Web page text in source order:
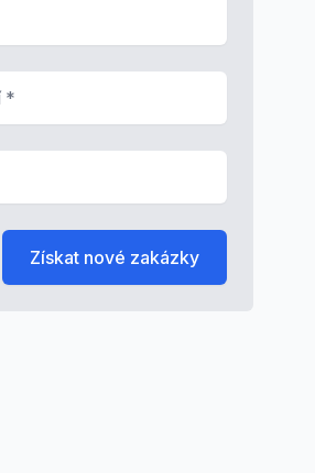
Získat nové zakázky